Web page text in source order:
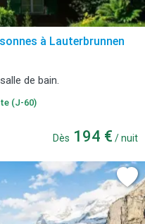
à Lauterbrunnen
de bain.
(J-60)
Dès 194 € / nuit